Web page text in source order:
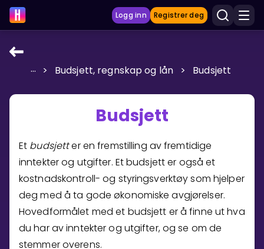
Logg inn Registrer deg
LÆRINGSVERKTØY
Privatundervisning
Vis mer
SPILL
Gangetabellen
Junior Matte
... > Budsjett, regnskap og lån > Budsjett
Budsjett
Et budsjetter en fremstilling av fremtidige
inntekter og utgifter. Et budsjett er også et
kostnadskontroll- og styringsverktøy som hjelper
deg med å ta gode økonomiske avgjørelser.
Hovedformålet med et budsjett er å finne ut hva
du har av inntekter og utgifter, og se om de
stemmer overens.